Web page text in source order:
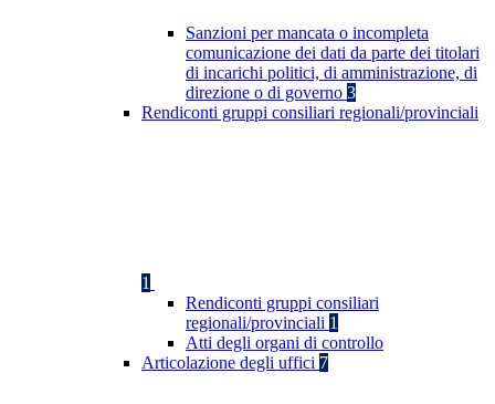
Sanzioni per mancata o incompleta
comunicazione dei dati da parte dei titolari
di incarichi politici, di amministrazione, di
direzione o di governo 3
Rendiconti gruppi consiliari regionali/provinciali
1
Rendiconti gruppi consiliari
regionali/provinciali 1
Atti degli organi di controllo
Articolazione degli uffici 7